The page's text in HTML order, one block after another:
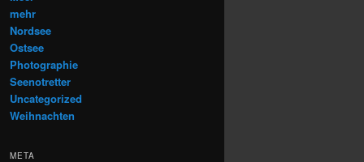
mehr
Nordsee
Ostsee
Photographie
Seenotretter
Uncategorized
Weihnachten
META